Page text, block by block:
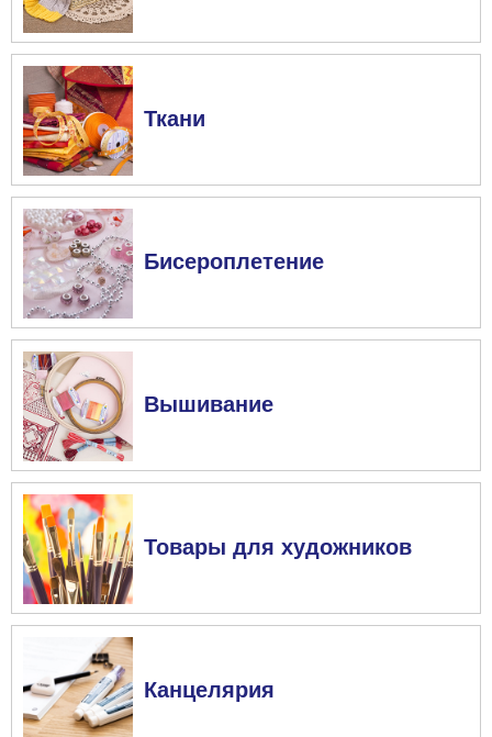
Ткани
Бисероплетение
Вышивание
Товары для художников
Канцелярия